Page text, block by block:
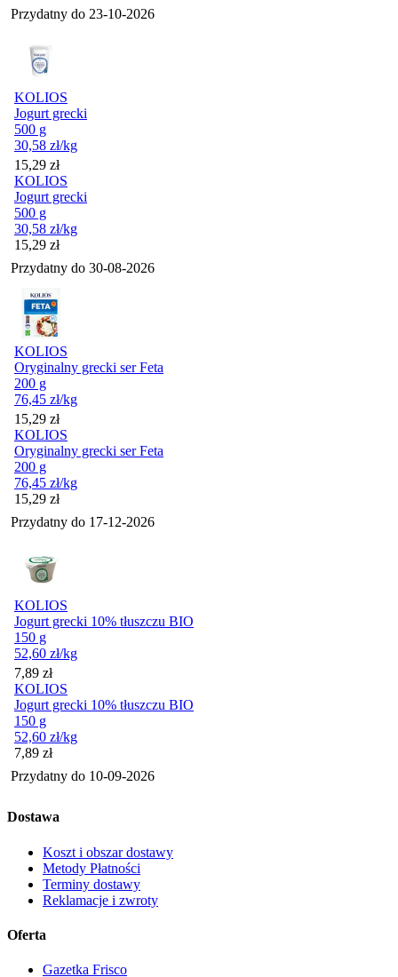
Przydatny do 23-10-2026
KOLIOS
Jogurt grecki
500 g
30,58 zł/kg
Cena
15,29 zł
KOLIOS
Jogurt grecki
500 g
30,58 zł/kg
Cena
15,29 zł
Przydatny do 30-08-2026
KOLIOS
Oryginalny grecki ser Feta
200 g
76,45 zł/kg
Cena
15,29 zł
KOLIOS
Oryginalny grecki ser Feta
200 g
76,45 zł/kg
Cena
15,29 zł
Przydatny do 17-12-2026
KOLIOS
Jogurt grecki 10% tłuszczu BIO
150 g
52,60 zł/kg
Cena
7,89 zł
KOLIOS
Jogurt grecki 10% tłuszczu BIO
150 g
52,60 zł/kg
Cena
7,89 zł
Przydatny do 10-09-2026
Dostawa
Koszt i obszar dostawy
Metody Płatności
Terminy dostawy
Reklamacje i zwroty
Oferta
Gazetka Frisco